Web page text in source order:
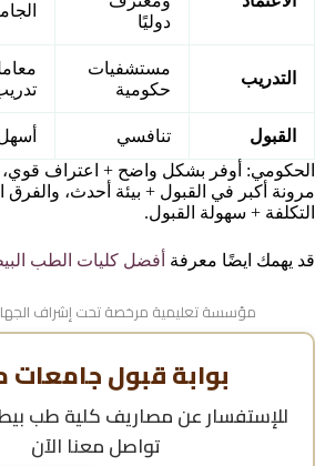
دوليًا
التدريب
مستشفيات
حكومية
القبول تنافسي
الحكومي: أوفر بشكل واضح + اعتراف قوي،
مرونة أكبر في القبول + بيئة أحدث، والفرق
التكلفة + سهولة القبول.
قد يهمك ايضًا معرفة أفضل كليات الطب
مؤسسة تعليمية مرخصة تحت إشراف
بوابة قبول جامعات
للإستفسار عنمصاريف كلية طب
تواصل معنا الآن